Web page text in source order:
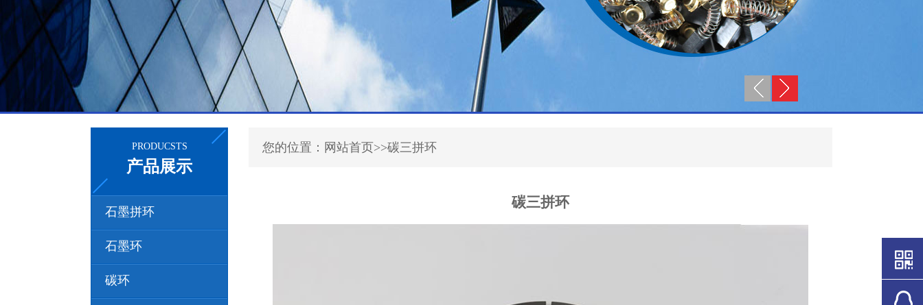
PRODUCSTS
产品展示
石墨拼环
石墨环
碳环
您的位置：网站首页>>碳三拼环
碳三拼环